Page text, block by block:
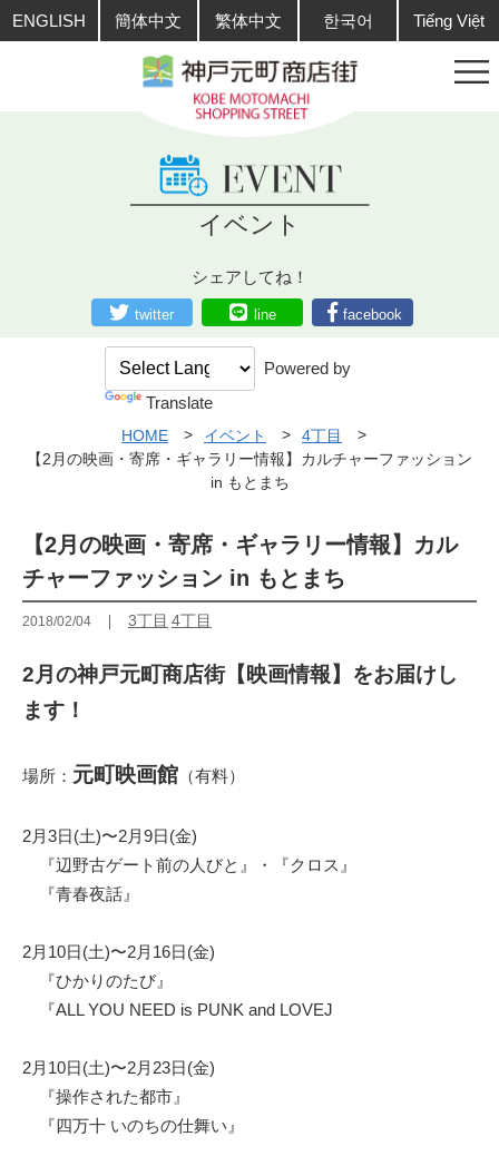
ENGLISH 簡体中文 繁体中文 한국어 Tiếng Việt
イベント
シェアしてね！
twitter line facebook
Powered by
Translate
HOME イベント
4丁目
【2月の映画・寄席・ギャラリー情報】カルチャーファッション
in もとまち
【2月の映画・寄席・ギャラリー情報】カル
チャーファッション in もとまち
2018/02/04 3丁目 4丁目
2月の神戸元町商店街【映画情報】をお届けし
ます！
場所： 元町映画館 （有料）
2月3日(土)〜2月9日(金)
『辺野古ゲート前の人びと』・『クロス』
『青春夜話』
2月10日(土)〜2月16日(金)
『ひかりのたび』
『ALL YOU NEED is PUNK and LOVEJ
2月10日(土)〜2月23日(金)
『操作された都市』
『四万十 いのちの仕舞い』